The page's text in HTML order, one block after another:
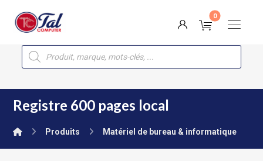
Registre 600 pages local
Produits Matériel de bureau & informatique